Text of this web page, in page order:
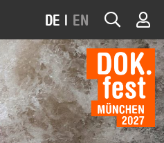
DE | EN